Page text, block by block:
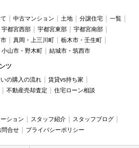
中古マンション 土地 分譲住宅
一覧
宇都宮西部 宇都宮東部
宇都宮南部
真岡・上三川町
栃木市・壬生町
小山市・野木町 結城市・筑西市
ツ
の購入の流れ
賃貸vs持ち家
不動産売却査定 住宅ローン相談
ション スタッフ紹介
スタッフブログ
問合せ プライバシーポリシー